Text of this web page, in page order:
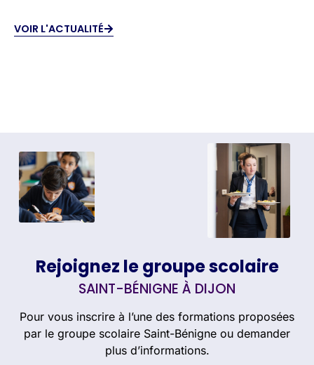
VOIR L'ACTUALITÉ
Rejoignez le groupe scolaire
SAINT-BÉNIGNE À DIJON
Pour vous inscrire à l’une des formations proposées
par le groupe scolaire Saint-Bénigne ou demander
plus d’informations.